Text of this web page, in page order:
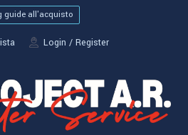
guide all'acquisto
Login Register